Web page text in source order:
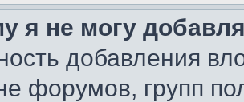
я не могу
добавления
форумов, групп